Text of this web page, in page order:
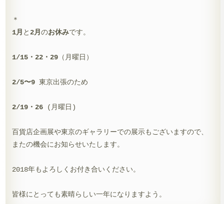
＊
1月 と2月 のお休みです。
1/15・22・29（月曜日）
2/5〜9東京出張のため
2/19・26(月曜日)
百貨店企画展や東京のギャラリーでの展示もございますので、
またの機会にお知らせいたします。
2018年もよろしくお付き合いください。
皆様にとっても素晴らしい一年になりますよう。